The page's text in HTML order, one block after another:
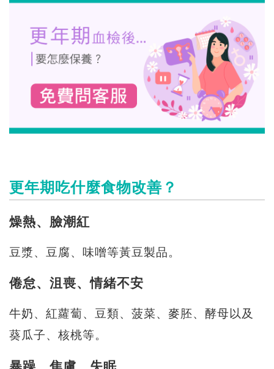
更年期吃什麼食物改善？
燥熱、臉潮紅
豆漿、豆腐、味噌等黃豆製品。
倦怠、沮喪、情緒不安
牛奶、紅蘿蔔、豆類、菠菜、麥胚、酵母以及
葵瓜子、核桃等。